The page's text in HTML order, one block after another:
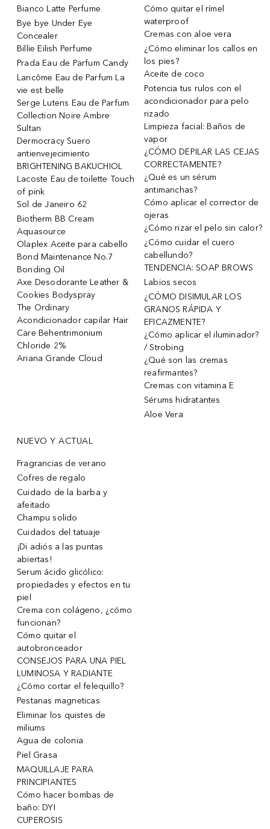
Bianco Latte Perfume
Bye bye Under Eye
Concealer
Billie Eilish Perfume
Prada Eau de Parfum Candy
Lancôme Eau de Parfum La
vie est belle
Serge Lutens Eau de Parfum
Collection Noire Ambre
Sultan
Dermocracy Suero
antienvejecimiento
BRIGHTENING BAKUCHIOL
Lacoste Eau de toilette Touch
of pink
Sol de Janeiro 62
Biotherm BB Cream
Aquasource
Olaplex Aceite para cabello
Bond Maintenance No.7
Bonding Oil
Axe Desodorante Leather &
Cookies Bodyspray
The Ordinary
Acondicionador capilar Hair
Care Behentrimonium
Chloride 2%
Ariana Grande Cloud
Cómo quitar el rímel
waterproof
Cremas con aloe vera
¿Cómo eliminar los callos en
los pies?
Aceite de coco
Potencia tus rulos con el
acondicionador para pelo
rizado
Limpieza facial: Baños de
vapor
¿CÓMO DEPILAR LAS CEJAS
CORRECTAMENTE?
¿Qué es un sérum
antimanchas?
Cómo aplicar el corrector de
ojeras
¿Cómo rizar el pelo sin calor?
¿Cómo cuidar el cuero
cabellundo?
TENDENCIA: SOAP BROWS
Labios secos
¿CÓMO DISIMULAR LOS
GRANOS RÁPIDA Y
EFICAZMENTE?
¿Cómo aplicar el iluminador?
/ Strobing
¿Qué son las cremas
reafirmantes?
Cremas con vitamina E
Sérums hidratantes
Aloe Vera
NUEVO Y ACTUAL
Fragrancias de verano
Cofres de regalo
Cuidado de la barba y
afeitado
Champu solido
Cuidados del tatuaje
¡Di adiós a las puntas
abiertas!
Serum ácido glicólico:
propiedades y efectos en tu
piel
Crema con colágeno, ¿cómo
funcionan?
Cómo quitar el
autobronceador
CONSEJOS PARA UNA PIEL
LUMINOSA Y RADIANTE
¿Cómo cortar el felequillo?
Pestanas magneticas
Eliminar los quistes de
miliums
Agua de colonia
Piel Grasa
MAQUILLAJE PARA
PRINCIPIANTES
Cómo hacer bombas de
baño: DYI
CUPEROSIS